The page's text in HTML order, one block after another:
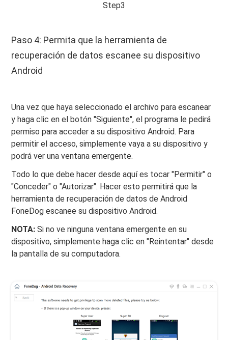
Step3
Paso 4: Permita que la herramienta de
recuperación de datos escanee su dispositivo
Android
Una vez que haya seleccionado el archivo para escanear
y haga clic en el botón "Siguiente", el programa le pedirá
permiso para acceder a su dispositivo Android. Para
permitir el acceso, simplemente vaya a su dispositivo y
podrá ver una ventana emergente.
Todo lo que debe hacer desde aquí es tocar "Permitir" o
"Conceder" o "Autorizar". Hacer esto permitirá que la
herramienta de recuperación de datos de Android
FoneDog escanee su dispositivo Android.
NOTA:Si no ve ninguna ventana emergente en su
dispositivo, simplemente haga clic en "Reintentar" desde
la pantalla de su computadora.